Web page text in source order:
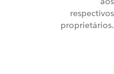
respectivos
proprietários.